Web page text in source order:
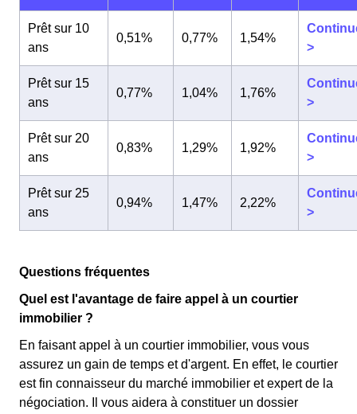
Prêt sur 10
ans
0,51% 0,77% 1,54%
>
Prêt sur 15
ans
0,77% 1,04% 1,76%
>
Prêt sur 20
ans
0,83% 1,29% 1,92%
>
Prêt sur 25
ans
0,94% 1,47% 2,22%
>
Questions fréquentes
Quel est l'avantage de faire appel à un courtier
immobilier ?
En faisant appel à un courtier immobilier, vous vous
assurez un gain de temps et d'argent. En effet, le courtier
est fin connaisseur du marché immobilier et expert de la
négociation. Il vous aidera à constituer un dossier